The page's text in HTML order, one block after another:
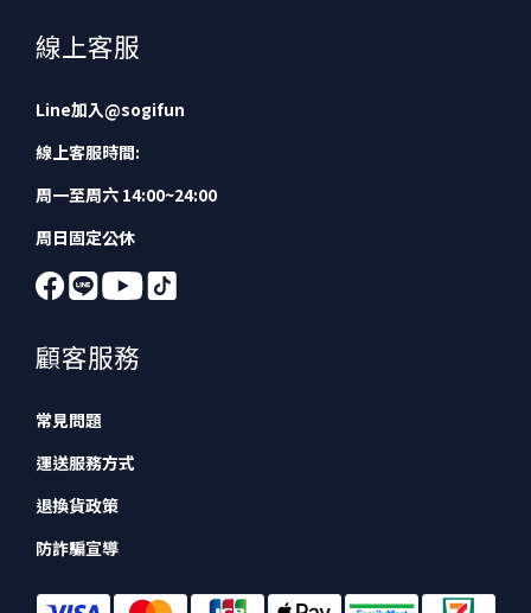
線上客服
Line加入@sogifun
線上客服時間:
周一至周六 14:00~24:00
周日固定公休
顧客服務
常見問題
運送服務方式
退換貨政策
防詐騙宣導